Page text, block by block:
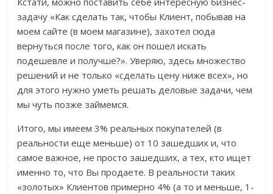
задачу «Как сделать так, чтобы Клиент, побывав на
моем сайте (в моем магазине), захотел сюда
вернуться после того, как он пошел искать
подешевле и получше?». Уверяю, здесь множество
решений и не только «сделать цену ниже всех», но
для этого нужно уметь решать деловые задачи, чем
мы чуть позже займемся.
Итого, мы имеем 3% реальных покупателей (в
реальности еще меньше) от 10 зашедших и, что
самое важное, не просто зашедших, а тех, кто ищет
именно то, что Вы продаете. В реальности таких
«золотых» Клиентов примерно 4% (а то и меньше, 1-